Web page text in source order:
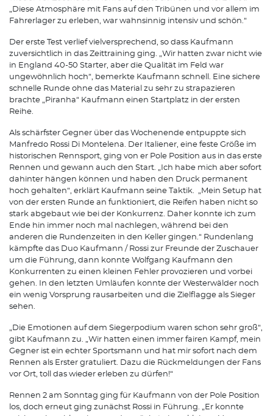
„Diese Atmosphäre mit Fans auf den Tribünen und vor allem im
Fahrerlager zu erleben, war wahnsinnig intensiv und schön.“
Der erste Test verlief vielversprechend, so dass Kaufmann
zuversichtlich in das Zeittraining ging. „Wir hatten zwar nicht wie
in England 40-50 Starter, aber die Qualität im Feld war
ungewöhnlich hoch“, bemerkte Kaufmann schnell. Eine sichere
schnelle Runde ohne das Material zu sehr zu strapazieren
brachte „Piranha“ Kaufmann einen Startplatz in der ersten
Reihe.
Als schärfster Gegner über das Wochenende entpuppte sich
Manfredo Rossi Di Montelena. Der Italiener, eine feste Größe im
historischen Rennsport, ging von er Pole Position aus in das erste
Rennen und gewann auch den Start. „Ich habe mich aber sofort
dahinter hängen können und haben den Druck permanent
hoch gehalten“, erklärt Kaufmann seine Taktik. „Mein Setup hat
von der ersten Runde an funktioniert, die Reifen haben nicht so
stark abgebaut wie bei der Konkurrenz. Daher konnte ich zum
Ende hin immer noch mal nachlegen, während bei den
anderen die Rundenzeiten in den Keller gingen.“ Rundenlang
kämpfte das Duo Kaufmann / Rossi zur Freunde der Zuschauer
um die Führung, dann konnte Wolfgang Kaufmann den
Konkurrenten zu einen kleinen Fehler provozieren und vorbei
gehen. In den letzten Umläufen konnte der Westerwälder noch
ein wenig Vorsprung rausarbeiten und die Zielflagge als Sieger
sehen.
„Die Emotionen auf dem Siegerpodium waren schon sehr groß“,
gibt Kaufmann zu. „Wir hatten einen immer fairen Kampf, mein
Gegner ist ein echter Sportsmann und hat mir sofort nach dem
Rennen als Erster gratuliert. Dazu die Rückmeldungen der Fans
vor Ort, toll das wieder erleben zu dürfen!“
Rennen 2 am Sonntag ging für Kaufmann von der Pole Position
los, doch erneut ging zunächst Rossi in Führung. „Er konnte